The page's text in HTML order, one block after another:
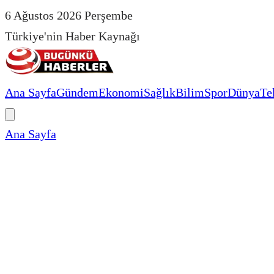
6 Ağustos 2026 Perşembe
Türkiye'nin Haber Kaynağı
Ana SayfaGündemEkonomiSağlıkBilimSporDünya
Ana Sayfa